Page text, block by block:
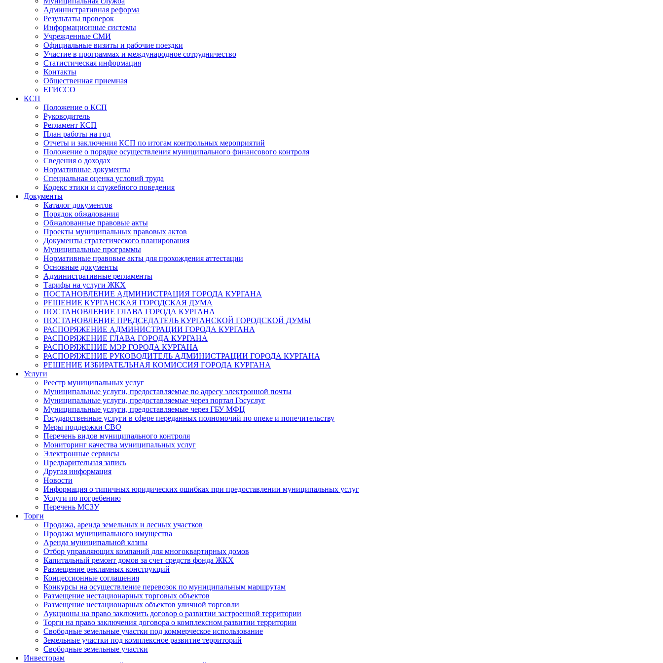
Административная реформа
Результаты проверок
Информационные системы
Учрежденные СМИ
Официальные визиты и рабочие поездки
Участие в программах и международное сотрудничество
Статистическая информация
Контакты
Общественная приемная
ЕГИССО
КСП
Положение о КСП
Руководитель
Регламент КСП
План работы на год
Отчеты и заключения КСП по итогам контрольных мероприятий
Положение о порядке осуществления муниципального финансового контроля
Сведения о доходах
Нормативные документы
Специальная оценка условий труда
Кодекс этики и служебного поведения
Документы
Каталог документов
Порядок обжалования
Обжалованные правовые акты
Проекты муниципальных правовых актов
Документы стратегического планирования
Муниципальные программы
Нормативные правовые акты для прохождения аттестации
Основные документы
Административные регламенты
Тарифы на услуги ЖКХ
ПОСТАНОВЛЕНИЕ АДМИНИСТРАЦИЯ ГОРОДА КУРГАНА
РЕШЕНИЕ КУРГАНСКАЯ ГОРОДСКАЯ ДУМА
ПОСТАНОВЛЕНИЕ ГЛАВА ГОРОДА КУРГАНА
ПОСТАНОВЛЕНИЕ ПРЕДСЕДАТЕЛЬ КУРГАНСКОЙ ГОРОДСКОЙ ДУМЫ
РАСПОРЯЖЕНИЕ АДМИНИСТРАЦИИ ГОРОДА КУРГАНА
РАСПОРЯЖЕНИЕ ГЛАВА ГОРОДА КУРГАНА
РАСПОРЯЖЕНИЕ МЭР ГОРОДА КУРГАНА
РАСПОРЯЖЕНИЕ РУКОВОДИТЕЛЬ АДМИНИСТРАЦИИ ГОРОДА КУРГАНА
РЕШЕНИЕ ИЗБИРАТЕЛЬНАЯ КОМИССИЯ ГОРОДА КУРГАНА
Услуги
Реестр муниципальных услуг
Муниципальные услуги, предоставляемые по адресу электронной почты
Муниципальные услуги, предоставляемые через портал Госуслуг
Муниципальные услуги, предоставляемые через ГБУ МФЦ
Государственные услуги в сфере переданных полномочий по опеке и попечительству
Меры поддержки СВО
Перечень видов муниципального контроля
Мониторинг качества муниципальных услуг
Электронные сервисы
Предварительная запись
Другая информация
Новости
Информация о типичных юридических ошибках при предоставлении муниципальных услуг
Услуги по погребению
Перечень МСЗУ
Торги
Продажа, аренда земельных и лесных участков
Продажа муниципального имущества
Аренда муниципальной казны
Отбор управляющих компаний для многоквартирных домов
Капитальный ремонт домов за счет средств фонда ЖКХ
Размещение рекламных конструкций
Концессионные соглашения
Конкурсы на осуществление перевозок по муниципальным маршрутам
Размещение нестационарных торговых объектов
Размещение нестационарных объектов уличной торговли
Аукционы на право заключить договор о развитии застроенной территории
Торги на право заключения договора о комплексном развитии территории
Свободные земельные участки под коммерческое использование
Земельные участки под комплексное развитие территорий
Свободные земельные участки
Инвесторам